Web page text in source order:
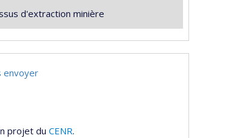
d'extraction minière
envoyer
projet du CENR.